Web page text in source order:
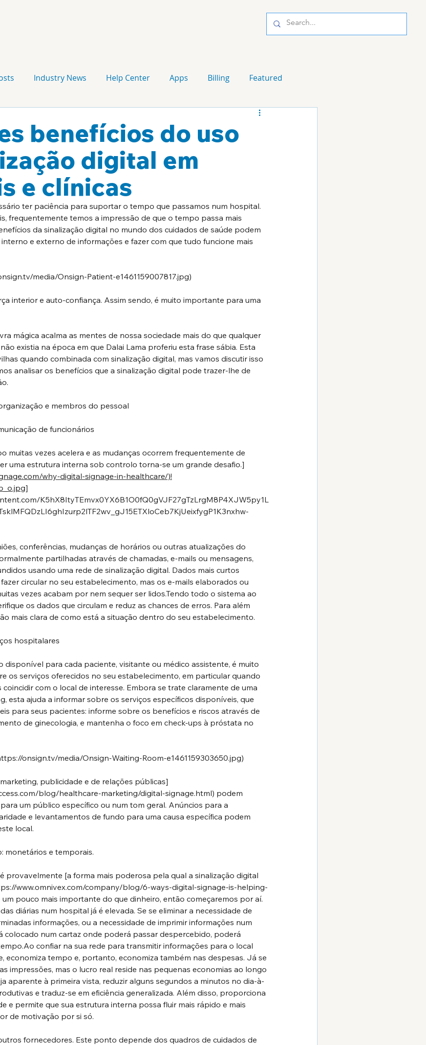
Industry News Help Center Apps Billing Featured
benefícios do uso
digital em
e clínicas
ter paciência para suportar o tempo que passamos num hospital.
frequentemente temos a impressão de que o tempo passa mais
da sinalização digital no mundo dos cuidados de saúde podem
e externo de informações e fazer com que tudo funcione mais
media/Onsign-Patient-e1461159007817.jpg)
interior e auto-confiança. Assim sendo, é muito importante para uma
mágica acalma as mentes de nossa sociedade mais do que qualquer
existia na época em que Dalai Lama proferiu esta frase sábia. Esta
quando combinada com sinalização digital, mas vamos discutir isso
analisar os benefícios que a sinalização digital pode trazer-lhe de
e membros do pessoal
de funcionários
muitas vezes acelera e as mudanças ocorrem frequentemente de
uma estrutura interna sob controlo torna-se um grande desafio.]
why-digital-signage-in-healthcare/)!
K5hX8ItyTEmvx0YX6B1O0fQ0gVJF27gTzLrgM8P4XJW5py1L
conferências, mudanças de horários ou outras atualizações do
partilhadas através de chamadas, e-mails ou mensagens,
usando uma rede de sinalização digital. Dados mais curtos
circular no seu estabelecimento, mas os e-mails elaborados ou
vezes acabam por nem sequer ser lidos.Tendo todo o sistema ao
os dados que circulam e reduz as chances de erros. Para além
mais clara de como está a situação dentro do seu estabelecimento.
hospitalares
disponível para cada paciente, visitante ou médico assistente, é muito
os serviços oferecidos no seu estabelecimento, em particular quando
com o local de interesse. Embora se trate claramente de uma
esta ajuda a informar sobre os serviços específicos disponíveis, que
para seus pacientes: informe sobre os benefícios e riscos através de
de ginecologia, e mantenha o foco em check-ups à próstata no
onsign.tv/media/Onsign-Waiting-Room-e1461159303650.jpg)
publicidade e de relações públicas]
blog/healthcare-marketing/digital-signage.html) podem
um público específico ou num tom geral. Anúncios para a
e levantamentos de fundo para uma causa específica podem
local.
monetários e temporais.
provavelmente [a forma mais poderosa pela qual a sinalização digital
www.omnivex.com/company/blog/6-ways-digital-signage-is-helping-
um pouco mais importante do que dinheiro, então começaremos por aí.
diárias num hospital já é elevada. Se se eliminar a necessidade de
informações, ou a necessidade de imprimir informações num
colocado num cartaz onde poderá passar despercebido, poderá
confiar na sua rede para transmitir informações para o local
economiza tempo e, portanto, economiza também nas despesas. Já se
impressões, mas o lucro real reside nas pequenas economias ao longo
aparente à primeira vista, reduzir alguns segundos a minutos no dia-à-
e traduz-se em eficiência generalizada. Além disso, proporciona
e permite que sua estrutura interna possa fluir mais rápido e mais
de motivação por si só.
fornecedores. Este ponto depende dos quadros de cuidados de